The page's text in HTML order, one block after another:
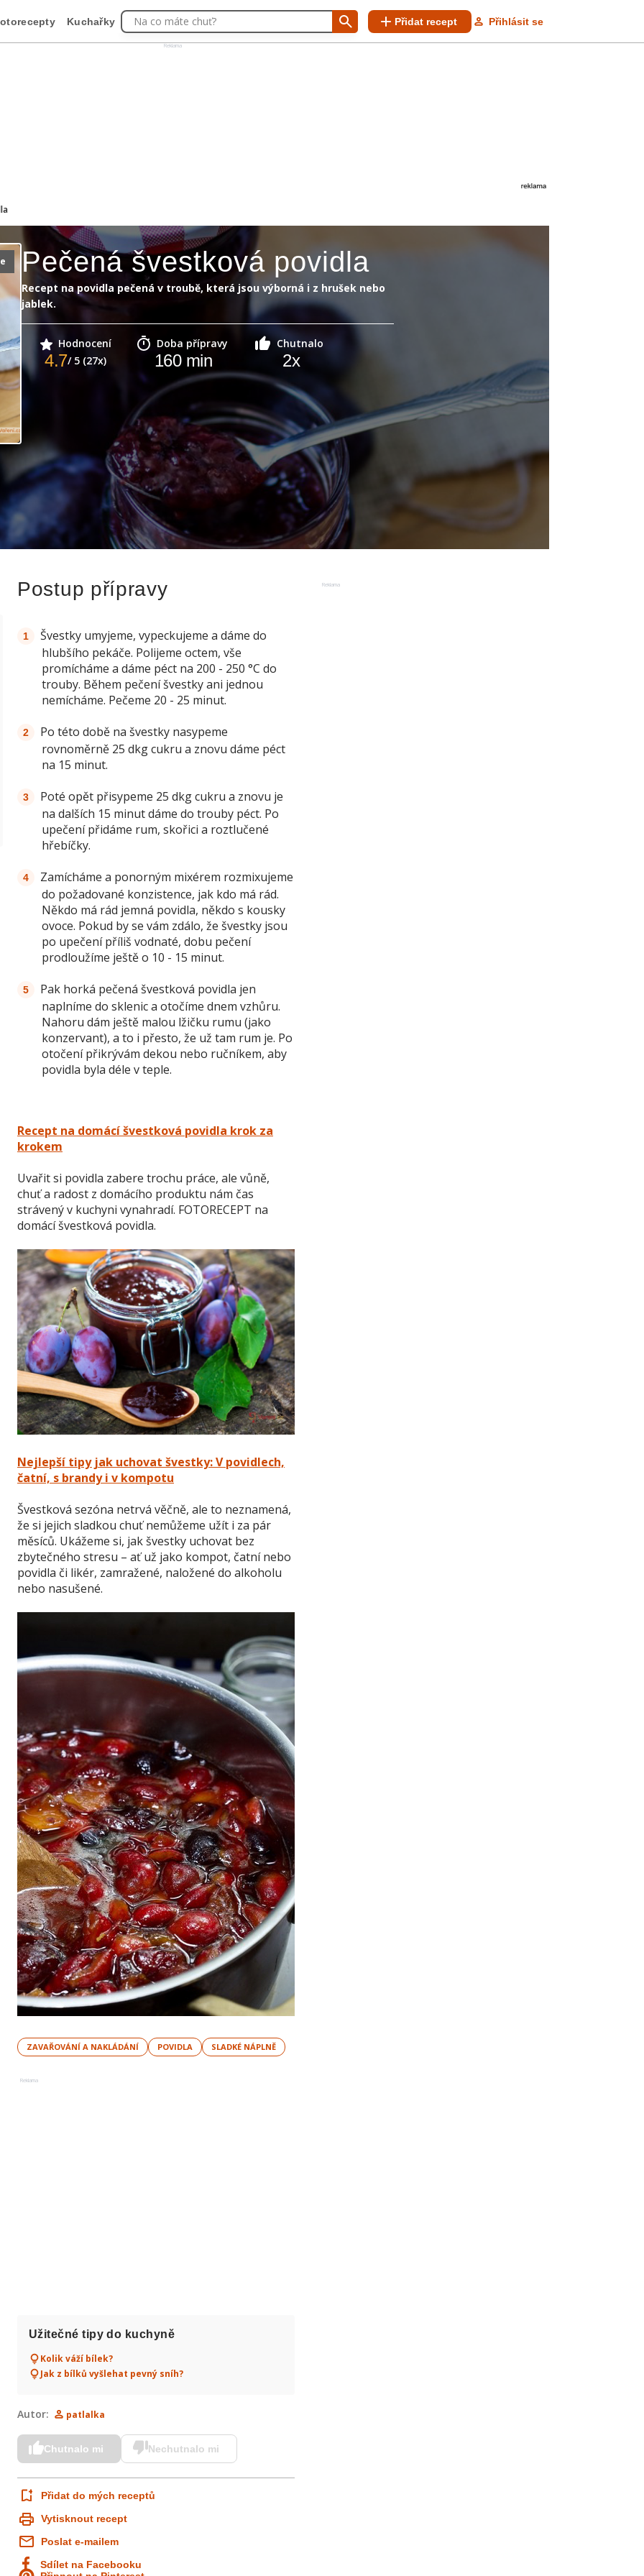
Reklama
Kuchařky Na co máte chuť? Přidat recept Přihlásit se
Pečená švestková povidla
Recept na povidla pečená v troubě, která jsou výborná i z hrušek nebo
jablek.
Hodnocení
4.7/ 5 (27x)
Doba přípravy
160min
Chutnalo
2x
Reklama
Postup přípravy
Švestky umyjeme, vypeckujeme a dáme do
hlubšího pekáče. Polijeme octem, vše
promícháme a dáme péct na 200 - 250 °C do
trouby. Během pečení švestky ani jednou
nemícháme. Pečeme 20 - 25 minut.
Po této době na švestky nasypeme
rovnoměrně 25 dkg cukru a znovu dáme péct
na 15 minut.
Poté opět přisypeme 25 dkg cukru a znovu je
na dalších 15 minut dáme do trouby péct. Po
upečení přidáme rum, skořici a roztlučené
hřebíčky.
Zamícháme a ponorným mixérem rozmixujeme
do požadované konzistence, jak kdo má rád.
Někdo má rád jemná povidla, někdo s kousky
ovoce. Pokud by se vám zdálo, že švestky jsou
po upečení příliš vodnaté, dobu pečení
prodloužíme ještě o 10 - 15 minut.
Pak horká pečená švestková povidla jen
naplníme do sklenic a otočíme dnem vzhůru.
Nahoru dám ještě malou lžičku rumu (jako
konzervant), a to i přesto, že už tam rum je. Po
otočení přikrývám dekou nebo ručníkem, aby
povidla byla déle v teple.
Recept na domácí švestková povidla krok za
krokem
Uvařit si povidla zabere trochu práce, ale vůně,
chuť a radost z domácího produktu nám čas
strávený v kuchyni vynahradí. FOTORECEPT na
domácí švestková povidla.
Nejlepší tipy jak uchovat švestky: V povidlech,
čatní, s brandy i v kompotu
Švestková sezóna netrvá věčně, ale to neznamená,
že si jejich sladkou chuť nemůžeme užít i za pár
měsíců. Ukážeme si, jak švestky uchovat bez
zbytečného stresu – ať už jako kompot, čatní nebo
povidla či likér, zamražené, naložené do alkoholu
nebo nasušené.
ZAVAŘOVÁNÍ A NAKLÁDÁNÍ POVIDLA SLADKÉ NÁPLNĚ
Reklama
Užitečné tipy do kuchyně
Kolik váží bílek?
Jak z bílků vyšlehat pevný sníh?
Autor: patlalka
Chutnalo mi Nechutnalo mi
Přidat do mých receptů
Vytisknout recept
Poslat e-mailem
Sdílet na Facebooku